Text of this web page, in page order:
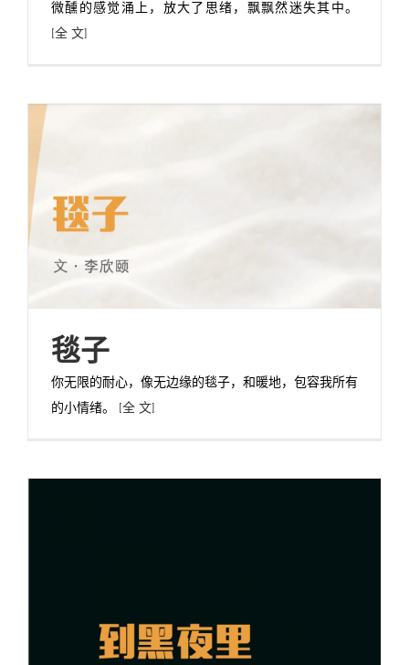
微醺的感觉涌上，放大了思绪，飘飘然迷失其中。
[全 文]
毯子
你无限的耐心，像无边缘的毯子，和暖地，包容我所有
的小情绪。 [全 文]